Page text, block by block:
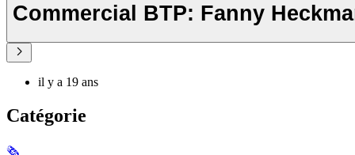
Commercial BTP: Fanny
il y a 19 ans
Catégorie
🗞